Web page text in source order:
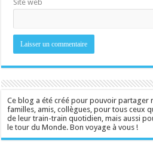
Site web
Ce blog a été créé pour pouvoir partager
familles, amis, collègues, pour tous ceux
de leur train-train quotidien, mais aussi
le tour du Monde. Bon voyage à vous !